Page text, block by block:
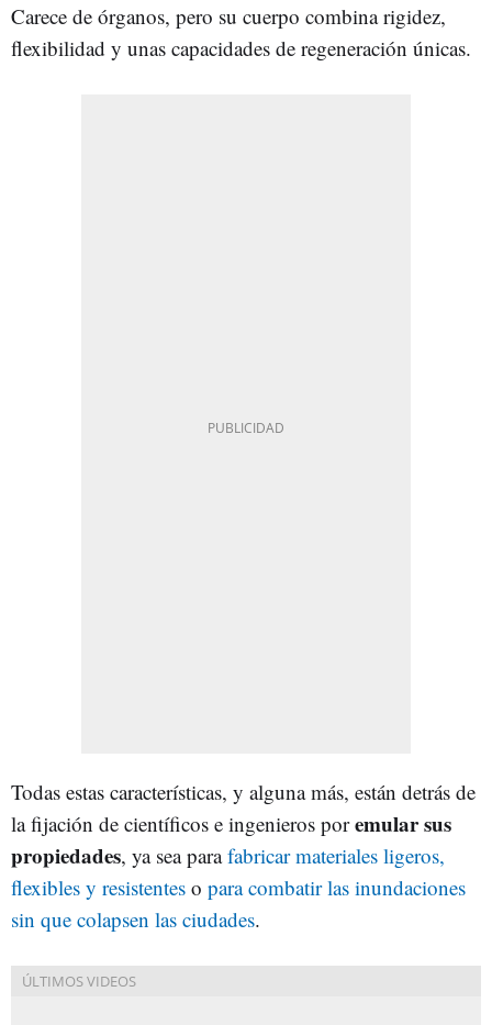
Carece de órganos, pero su cuerpo combina rigidez,
flexibilidad y unas capacidades de regeneración únicas.
Todas estas características, y alguna más, están detrás de
la fijación de científicos e ingenieros poremular sus
propiedades, ya sea parafabricar materiales ligeros,
flexibles y resistentes o para combatir las inundaciones
sin que colapsen las ciudades.